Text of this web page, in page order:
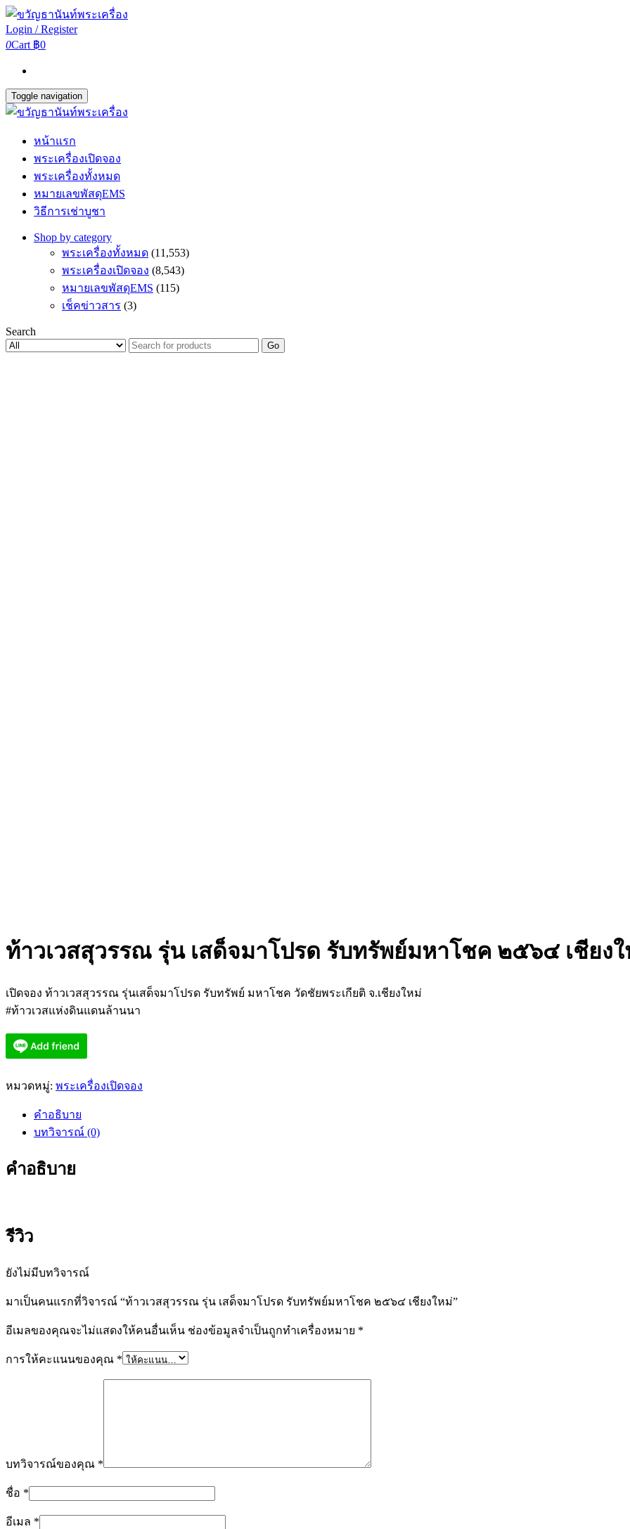
Login / Register
0Cart ฿0
Toggle navigation
หน้าแรก
พระเครื่องเปิดจอง
พระเครื่องทั้งหมด
หมายเลขพัสดุEMS
วิธีการเช่าบูชา
Shop by category
พระเครื่องทั้งหมด (11,553)
พระเครื่องเปิดจอง (8,543)
หมายเลขพัสดุEMS (115)
เช็คข่าวสาร (3)
Search
Go
ท้าวเวสสุวรรณ รุ่น เสด็จมาโปรด รับทรัพย์มหาโชค ๒๕๖๔ เชียง
เปิดจอง ท้าวเวสสุวรรณ รุ่นเสด็จมาโปรด รับทรัพย์ มหาโชค วัดชัยพระเกียติ จ.เชียงใหม่
#ท้าวเวสแห่งดินแดนล้านนา
หมวดหมู่: พระเครื่องเปิดจอง
คำอธิบาย
บทวิจารณ์ (0)
คำอธิบาย
รีวิว
ยังไม่มีบทวิจารณ์
มาเป็นคนแรกที่วิจารณ์ “ท้าวเวสสุวรรณ รุ่น เสด็จมาโปรด รับทรัพย์มหาโชค ๒๕๖๔ เชียงใหม่”
อีเมลของคุณจะไม่แสดงให้คนอื่นเห็น ช่องข้อมูลจำเป็นถูกทำเครื่องหมาย *
การให้คะแนนของคุณ *
บทวิจารณ์ของคุณ *
ชื่อ *
อีเมล *